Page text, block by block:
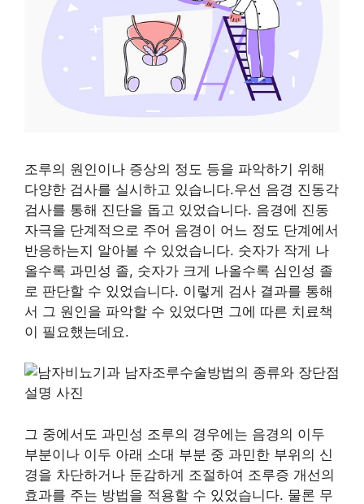
조루의 원인이나 증상의 정도 등을 파악하기 위해
다양한 검사를 실시하고 있습니다.우선 음경 진동각
검사를 통해 진단을 돕고 있었습니다. 음경에 진동
자극을 단계적으로 주어 음경이 어느 정도 단계에서
반응하는지 알아볼 수 있었습니다. 숫자가 작게 나
올수록 과민성 졸, 숫자가 크게 나올수록 심인성 졸
로 판단할 수 있었습니다. 이렇게 검사 결과를 통해
서 그 원인을 파악할 수 있었다면 그에 따른 치료책
이 필요했는데요.
그 중에서도 과민성 조루의 경우에는 음경의 이두
부분이나 이두 아래 소대 부분 중 과민한 부위의 신
경을 차단하거나 둔감하게 조절하여 조루증 개선의
효과를 주는 방법을 적용할 수 있었습니다. 물론 무